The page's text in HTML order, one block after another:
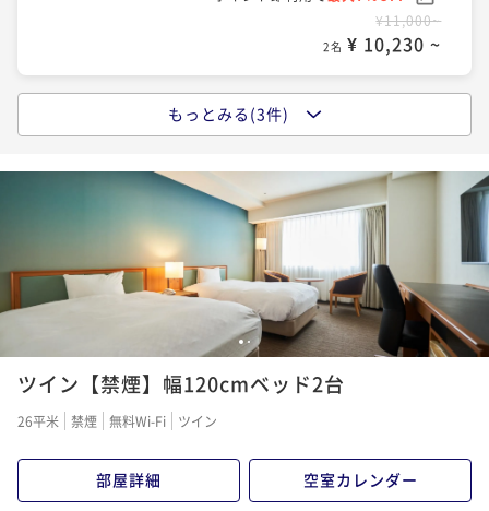
最大7％OFF
¥14,000~
2名 ¥ 13,020 ~
¥11,000~
2名 ¥ 10,230 ~
【素泊り】 アメニティ付き プレミアムスタンダー
ドプラン
事前決済可
IN 15:00 - 24:00 OUT10:00
ポイント即利用で
最大7％OFF
¥11,600~
2名 ¥ 10,788 ~
ポイントアップ
【朝食付】プレミアムスタンダードプラン
朝食付き 現地決済可 事前決済可
¥14,400~
2名 ¥ 13,392 ~
もっとみる(3件)
1 2
ツイン【禁煙】幅120cmベッド2台
26平米 禁煙 無料Wi-Fi ツイン
部屋詳細 空室カレンダー